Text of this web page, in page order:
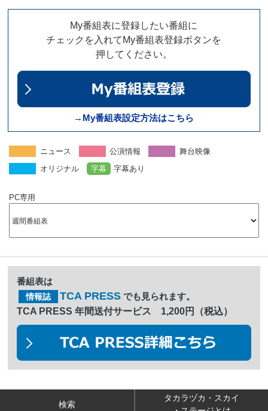
My番組表に登録したい番組に
チェックを入れてMy番組表登録ボタンを
押してください。
→My番組表設定方法はこちら
ニュース 公演情報
舞台映像
オリジナル
字幕 字幕あり
PC専用
番組表は
情報誌 TCA PRESS でも見られます。
TCA PRESS 年間送付サービス 1,200円（税込）
検索
タカラヅカ・スカイ